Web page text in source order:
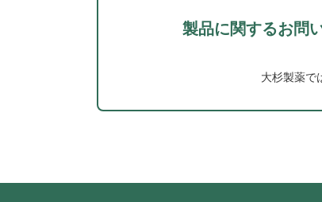
製品に関するお問
大杉製薬で